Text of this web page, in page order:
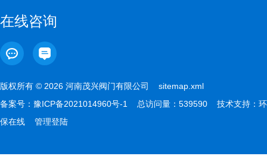
在线咨询
版权所有 © 2026 河南茂兴阀门有限公司 sitemap.xml
备案号： 豫ICP备2021014960号-1 总访问量：539590 技术支持： 环
保在线
管理登陆